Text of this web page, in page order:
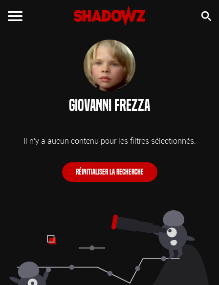
Giovanni Frezza
Il n'y a aucun contenu pour les filtres sélectionnés.
Réinitialiser la recherche